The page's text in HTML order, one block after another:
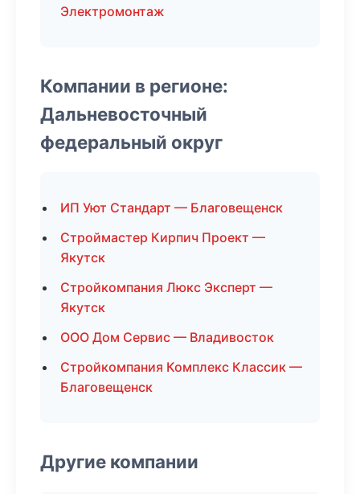
Электромонтаж
Компании в регионе:
Дальневосточный
федеральный округ
ИП Уют Стандарт — Благовещенск
Строймастер Кирпич Проект —
Якутск
Стройкомпания Люкс Эксперт —
Якутск
ООО Дом Сервис — Владивосток
Стройкомпания Комплекс Классик —
Благовещенск
Другие компании